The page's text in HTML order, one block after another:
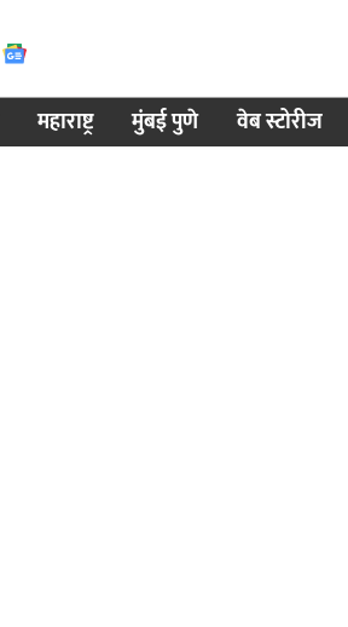
महाराष्ट्र मुंबई पुणे वेब स्टोरीज